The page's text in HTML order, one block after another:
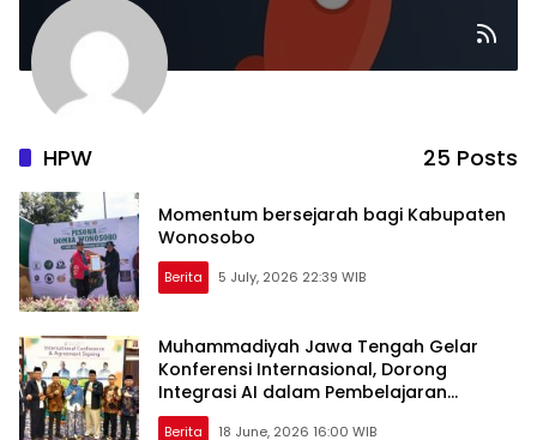
HPW 25 Posts
Momentum bersejarah bagi Kabupaten
Wonosobo
Berita 5 July, 2026 22:39 WIB
Muhammadiyah Jawa Tengah Gelar
Konferensi Internasional, Dorong
Integrasi AI dalam Pembelajaran
Modern
Berita 18 June, 2026 16:00 WIB